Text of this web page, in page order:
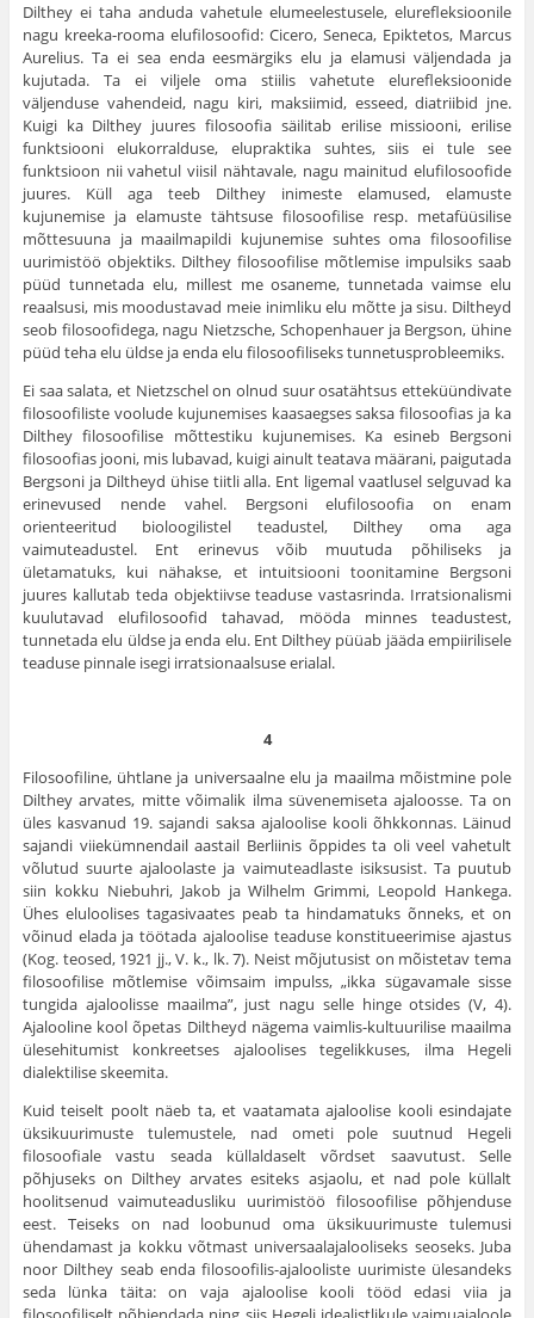
Dilthey ei taha anduda vahetule elumeelestusele, elurefleksioonile
nagu kreeka-rooma elufilosoofid: Cicero, Seneca, Epiktetos, Marcus
Aurelius. Ta ei sea enda eesmärgiks elu ja elamusi väljendada ja
kujutada. Ta ei viljele oma stiilis vahetute elurefleksioonide
väljenduse vahendeid, nagu kiri, maksiimid, esseed, diatriibid jne.
Kuigi ka Dilthey juures filosoofia säilitab erilise missiooni, erilise
funktsiooni elukorralduse, elupraktika suhtes, siis ei tule see
funktsioon nii vahetul viisil nähtavale, nagu mainitud elufilosoofide
juures. Küll aga teeb Dilthey inimeste elamused, elamuste
kujunemise ja elamuste tähtsuse filosoofilise resp. metafüüsilise
mõttesuuna ja maailmapildi kujunemise suhtes oma filosoofilise
uurimistöö objektiks. Dilthey filosoofilise mõtlemise impulsiks saab
püüd tunnetada elu, millest me osaneme, tunnetada vaimse elu
reaalsusi, mis moodustavad meie inimliku elu mõtte ja sisu. Diltheyd
seob filosoofidega, nagu Nietzsche, Schopenhauer ja Bergson, ühine
püüd teha elu üldse ja enda elu filosoofiliseks tunnetusprobleemiks.
Ei saa salata, et Nietzschel on olnud suur osatähtsus etteküündivate
filosoofiliste voolude kujunemises kaasaegses saksa filosoofias ja ka
Dilthey filosoofilise mõttestiku kujunemises. Ka esineb Bergsoni
filosoofias jooni, mis lubavad, kuigi ainult teatava määrani, paigutada
Bergsoni ja Diltheyd ühise tiitli alla. Ent ligemal vaatlusel selguvad ka
erinevused nende vahel. Bergsoni elufilosoofia on enam
orienteeritud bioloogilistel teadustel, Dilthey oma aga
vaimuteadustel. Ent erinevus võib muutuda põhiliseks ja
ületamatuks, kui nähakse, et intuitsiooni toonitamine Bergsoni
juures kallutab teda objektiivse teaduse vastasrinda. Irratsionalismi
kuulutavad elufilosoofid tahavad, mööda minnes teadustest,
tunnetada elu üldse ja enda elu. Ent Dilthey püüab jääda empiirilisele
teaduse pinnale isegi irratsionaalsuse erialal.
4
Filosoofiline, ühtlane ja universaalne elu ja maailma mõistmine pole
Dilthey arvates, mitte võimalik ilma süvenemiseta ajaloosse. Ta on
üles kasvanud 19. sajandi saksa ajaloolise kooli õhkkonnas. Läinud
sajandi viiekümnendail aastail Berliinis õppides ta oli veel vahetult
võlutud suurte ajaloolaste ja vaimuteadlaste isiksusist. Ta puutub
siin kokku Niebuhri, Jakob ja Wilhelm Grimmi, Leopold Hankega.
Ühes eluloolises tagasivaates peab ta hindamatuks õnneks, et on
võinud elada ja töötada ajaloolise teaduse konstitueerimise ajastus
(Kog. teosed, 1921 jj., V. k., lk. 7). Neist mõjutusist on mõistetav tema
filosoofilise mõtlemise võimsaim impulss, „ikka sügavamale sisse
tungida ajaloolisse maailma”, just nagu selle hinge otsides (V, 4).
Ajalooline kool õpetas Diltheyd nägema vaimlis-kultuurilise maailma
ülesehitumist konkreetses ajaloolises tegelikkuses, ilma Hegeli
dialektilise skeemita.
Kuid teiselt poolt näeb ta, et vaatamata ajaloolise kooli esindajate
üksikuurimuste tulemustele, nad ometi pole suutnud Hegeli
filosoofiale vastu seada küllaldaselt võrdset saavutust. Selle
põhjuseks on Dilthey arvates esiteks asjaolu, et nad pole küllalt
hoolitsenud vaimuteadusliku uurimistöö filosoofilise põhjenduse
eest. Teiseks on nad loobunud oma üksikuurimuste tulemusi
ühendamast ja kokku võtmast universaalajalooliseks seoseks. Juba
noor Dilthey seab enda filosoofilis-ajalooliste uurimiste ülesandeks
seda lünka täita: on vaja ajaloolise kooli tööd edasi viia ja